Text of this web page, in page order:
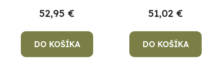
52,95 €
DO KOŠÍKA
51,02 €
DO KOŠÍKA